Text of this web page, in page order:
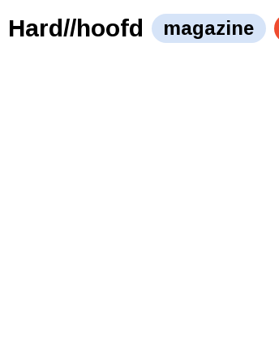
Hard//hoofd magazine